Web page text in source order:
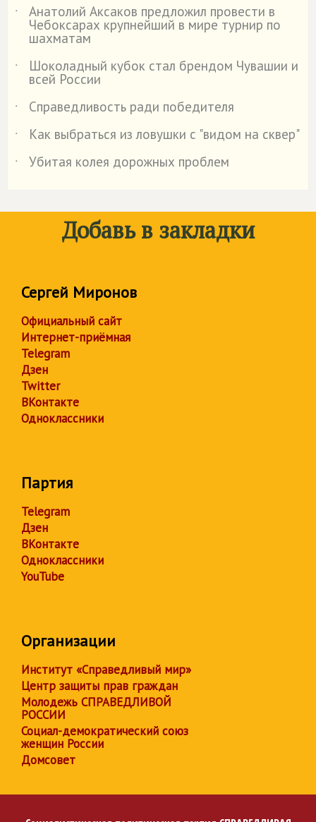
˙ Анатолий Аксаков предложил провести в
Чебоксарах крупнейший в мире турнир по
шахматам
˙
Шоколадный кубок стал брендом Чувашии и
всей России
˙
Справедливость ради победителя
˙
Как выбраться из ловушки с "видом на сквер"
˙
Убитая колея дорожных проблем
Добавь в закладки
Сергей Миронов
Официальный сайт
Интернет-приёмная
Telegram
Дзен
Twitter
ВКонтакте
Одноклассники
Партия
Telegram
Дзен
ВКонтакте
Одноклассники
YouTube
Организации
Институт «Справедливый мир»
Центр защиты прав граждан
Молодежь СПРАВЕДЛИВОЙ
РОССИИ
Социал-демократический союз
женщин России
Домсовет